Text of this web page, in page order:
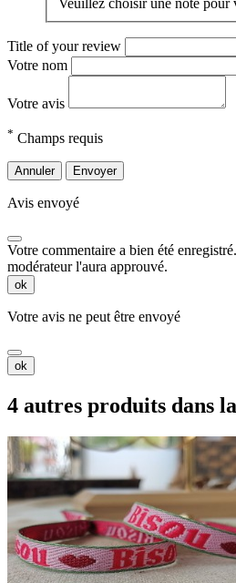
Title of your review
Votre nom
Votre avis
* Champs requis
Annuler Envoyer
Avis envoyé
Votre commentaire a bien été
modérateur l'aura approuvé.
ok
Votre avis ne peut être envoyé
ok
4 autres produits dans